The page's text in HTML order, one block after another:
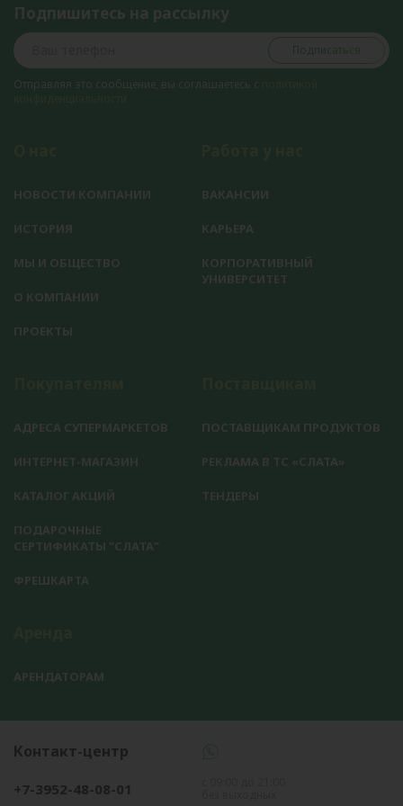
Подпишитесь на рассылку
Подписаться
Отправляя это сообщение, вы соглашаетесь с
НОВОСТИ КОМПАНИИ
ИСТОРИЯ
МЫ И ОБЩЕСТВО
О КОМПАНИИ
ПРОЕКТЫ
ВАКАНСИИ
КАРЬЕРА
КОРПОРАТИВНЫЙ
УНИВЕРСИТЕТ
АДРЕСА СУПЕРМАРКЕТОВ
ИНТЕРНЕТ-МАГАЗИН
КАТАЛОГ АКЦИЙ
ПОДАРОЧНЫЕ
СЕРТИФИКАТЫ "СЛАТА"
ФРЕШКАРТА
ПОСТАВЩИКАМ ПРОДУКТОВ
РЕКЛАМА В ТС «СЛАТА»
ТЕНДЕРЫ
АРЕНДАТОРАМ
Контакт-центр
+7-3952-48-08-01